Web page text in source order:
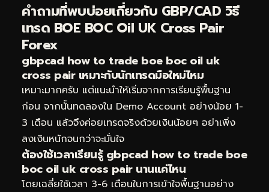
คำถามที่พบบ่อยเกี่ยวกับ GBP/CAD วิธี
เทรด BOE BOC Oil UK Cross Pair
Forex
gbpcad how to trade boe boc oil uk
cross pair เหมาะกับนักเทรดมือใหม่ไหม
เหมาะมากครับ แต่แนะนำให้เริ่มจากการเรียนรู้พื้นฐาน
ก่อน จากนั้นทดลองใน Demo Account อย่างน้อย 1-
3 เดือน แล้วจึงค่อยเทรดจริงด้วยเงินน้อยๆ อย่าเพิ่ง
ลงเงินหนักจนกว่าจะมั่นใจ
ต้องใช้เวลาเรียนรู้ gbpcad how to trade boe
boc oil uk cross pair นานแค่ไหน
โดยเฉลี่ยใช้เวลา 3-6 เดือนในการเข้าใจพื้นฐานอย่าง